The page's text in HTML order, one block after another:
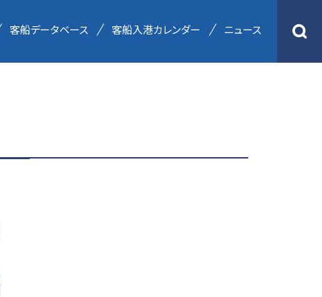
客船データベース 客船入港カレンダー ニュース